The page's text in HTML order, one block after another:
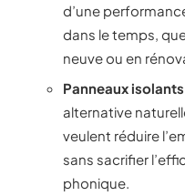
d’une
dans le temps,
neuve ou en
Panneaux
alternative
veulent réduire
sans sacrifier
phonique.